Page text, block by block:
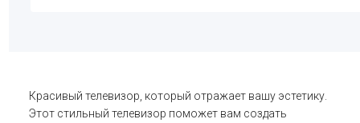
Красивый телевизор, который отражает вашу эстетику.
Этот стильный телевизор поможет вам создать